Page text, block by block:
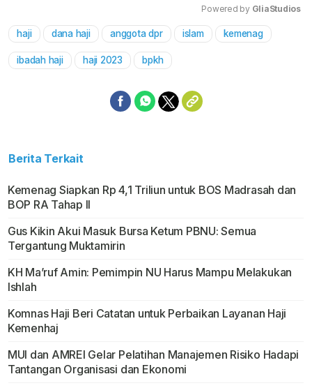
Mute
Powered by GliaStudios
haji dana haji anggota dpr islam kemenag
ibadah haji haji 2023 bpkh
Berita Terkait
Kemenag Siapkan Rp 4,1 Triliun untuk BOS Madrasah dan
BOP RA Tahap II
Gus Kikin Akui Masuk Bursa Ketum PBNU: Semua
Tergantung Muktamirin
KH Ma’ruf Amin: Pemimpin NU Harus Mampu Melakukan
Ishlah
Komnas Haji Beri Catatan untuk Perbaikan Layanan Haji
Kemenhaj
MUI dan AMREI Gelar Pelatihan Manajemen Risiko Hadapi
Tantangan Organisasi dan Ekonomi